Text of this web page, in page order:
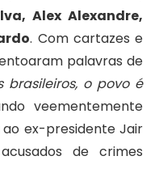
Alex Alexandre,
. Com cartazes e
palavras de
brasileiros, o povo é
veementemente
ex-presidente Jair
de crimes